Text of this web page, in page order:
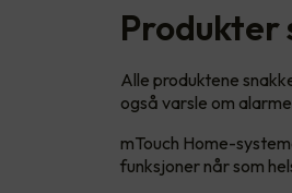
Produkter
Alle produktene
også varsle om
mTouch Home-
funksjoner når som